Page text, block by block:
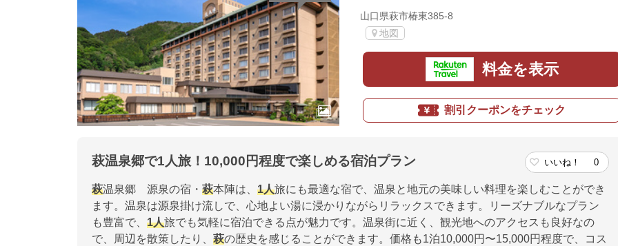
山口県萩市椿東385-8
地図
料金を表示
割引クーポンをチェック
萩温泉郷で1人旅！10,000円程度で楽しめる宿泊プラン いいね！ 0
萩温泉郷 源泉の宿・ 萩本陣は、 1人旅にも最適な宿で、温泉と地元の美味しい料理を楽しむことができ
ます。温泉は源泉掛け流しで、心地よい湯に浸かりながらリラックスできます。リーズナブルなプラン
も豊富で、 1人旅でも気軽に宿泊できる点が魅力です。温泉街に近く、観光地へのアクセスも良好なの
で、周辺を散策したり、 萩の歴史を感じることができます。価格も1泊10,000円〜15,000円程度で、コス